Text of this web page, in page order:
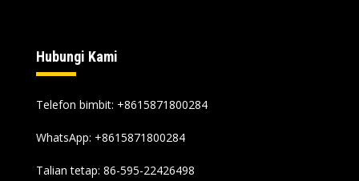
Hubungi Kami
Telefon bimbit: +8615871800284
WhatsApp: +8615871800284
Talian tetap: 86-595-22426498